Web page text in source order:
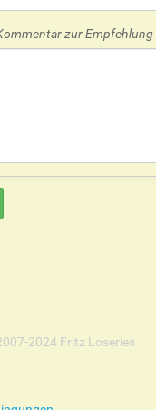
zur Empfehlung
2024 Fritz Loseries